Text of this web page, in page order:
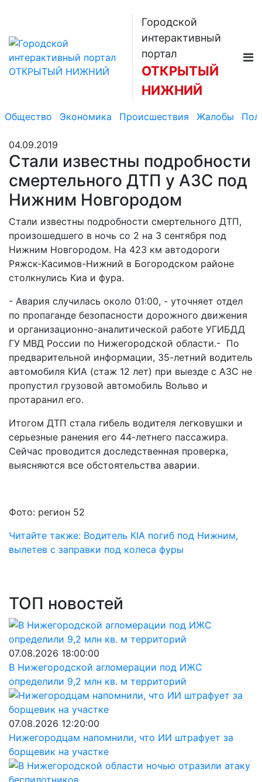
Городской
интерактивный
портал
ОТКРЫТЫЙ
НИЖНИЙ
Общество Экономика Происшествия Жалобы
04.09.2019
Стали известны подробности
смертельного ДТП у АЗС под
Нижним Новгородом
Стали известны подробности смертельного ДТП,
произошедшего в ночь со 2 на 3 сентября под
Нижним Новгородом. На 423 км автодороги
Ряжск-Касимов-Нижний в Богородском районе
столкнулись Киа и фура.
- Авария случилась около 01:00, - уточняет отдел
по пропаганде безопасности дорожного движения
и организационно-аналитической работе УГИБДД
ГУ МВД России по Нижегородской области.- По
предварительной информации, 35-летний водитель
автомобиля КИА (стаж 12 лет) при выезде с АЗС не
пропустил грузовой автомобиль Вольво и
протаранил его.
Итогом ДТП стала гибель водителя легковушки и
серьезные ранения его 44-летнего пассажира.
Сейчас проводится доследственная проверка,
выясняются все обстоятельства аварии.
Фото: регион 52
Читайте также: Водитель КIA погиб под Нижним,
вылетев с заправки под колеса фуры
ТОП новостей
07.08.2026 18:00:00
В Нижегородской агломерации под ИЖС
определили 9,2 млн кв. м территорий
07.08.2026 12:20:00
Нижегородцам напомнили, что ИИ штрафует за
борщевик на участке